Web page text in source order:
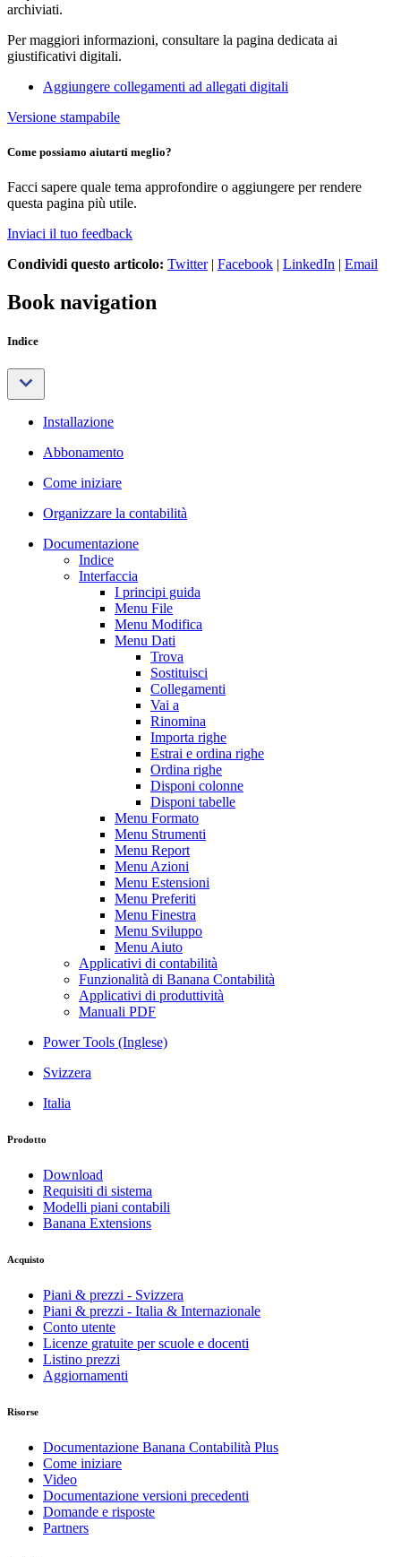
archiviati.
Per maggiori informazioni, consultare la pagina dedicata ai
giustificativi digitali.
Aggiungere collegamenti ad allegati digitali
Versione stampabile
Come possiamo aiutarti meglio?
Facci sapere quale tema approfondire o aggiungere per rendere
questa pagina più utile.
Inviaci il tuo feedback
Condividi questo articolo: Twitter| Facebook | LinkedIn | Email
Book navigation
Indice
Installazione
Abbonamento
Come iniziare
Organizzare la contabilità
Documentazione
Indice
Interfaccia
I principi guida
Menu File
Menu Modifica
Menu Dati
Trova
Sostituisci
Collegamenti
Vai a
Rinomina
Importa righe
Estrai e ordina righe
Ordina righe
Disponi colonne
Disponi tabelle
Menu Formato
Menu Strumenti
Menu Report
Menu Azioni
Menu Estensioni
Menu Preferiti
Menu Finestra
Menu Sviluppo
Menu Aiuto
Applicativi di contabilità
Funzionalità di Banana Contabilità
Applicativi di produttività
Manuali PDF
Power Tools (Inglese)
Svizzera
Italia
Prodotto
Download
Requisiti di sistema
Modelli piani contabili
Banana Extensions
Acquisto
Piani & prezzi - Svizzera
Piani & prezzi - Italia & Internazionale
Conto utente
Licenze gratuite per scuole e docenti
Listino prezzi
Aggiornamenti
Risorse
Documentazione Banana Contabilità Plus
Come iniziare
Video
Documentazione versioni precedenti
Domande e risposte
Partners